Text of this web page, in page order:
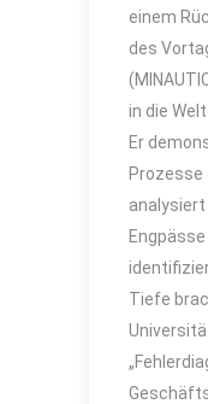
einem
des
in die
Er
Prozesse
analysiert
Tiefe